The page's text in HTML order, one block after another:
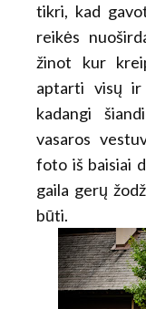
tikri, kad
reikės
žinot kur
aptarti visų
kadangi
vasaros
foto iš baisiai
gaila gerų
būti.